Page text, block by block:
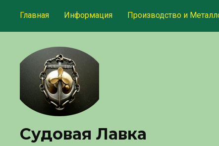
Главная Информация Производство и
Судовая Лавка